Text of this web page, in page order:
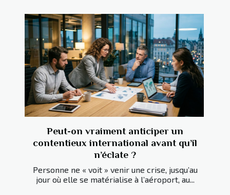
Peut-on vraiment anticiper un
contentieux international avant qu’il
n’éclate ?
Personne ne « voit » venir une crise, jusqu’au
jour où elle se matérialise à l’aéroport, au...